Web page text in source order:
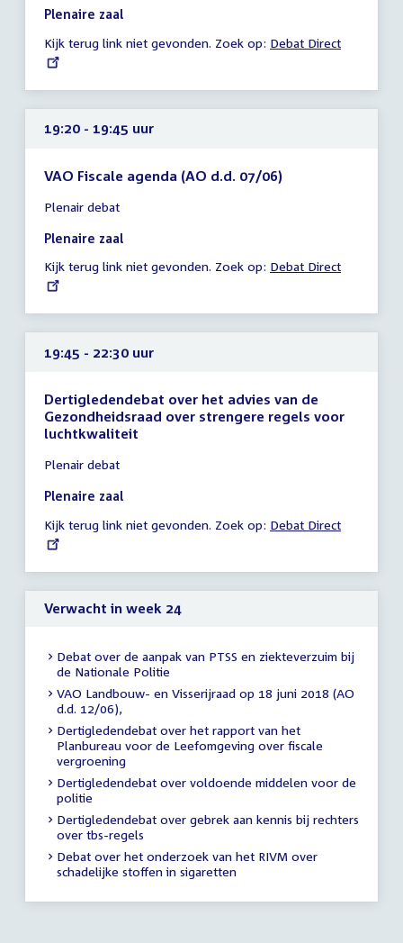
17:30
18:00
uur
Plenaire zaal
Kijk terug link niet gevonden. Zoek op: External
Debat Direct
19:20 - 19:45 uur
VAO Fiscale agenda (AO d.d. 07/06)
vergadering
19:20
19:45
uur
Plenair debat
Plenaire zaal
Kijk terug link niet gevonden. Zoek op: External
Debat Direct
19:45 - 22:30 uur
Dertigledendebat over het advies van de
Gezondheidsraad over strengere regels voor
luchtkwaliteit
vergadering
19:45
22:30
uur
Plenair debat
Plenaire zaal
Kijk terug link niet gevonden. Zoek op: External
Debat Direct
Verwacht in week 24
Debat over de aanpak van PTSS en ziekteverzuim bij
de Nationale Politie
VAO Landbouw- en Visserijraad op 18 juni 2018 (AO
d.d. 12/06),
Dertigledendebat over het rapport van het
Planbureau voor de Leefomgeving over fiscale
vergroening
Dertigledendebat over voldoende middelen voor de
politie
Dertigledendebat over gebrek aan kennis bij rechters
over tbs-regels
Debat over het onderzoek van het RIVM over
schadelijke stoffen in sigaretten